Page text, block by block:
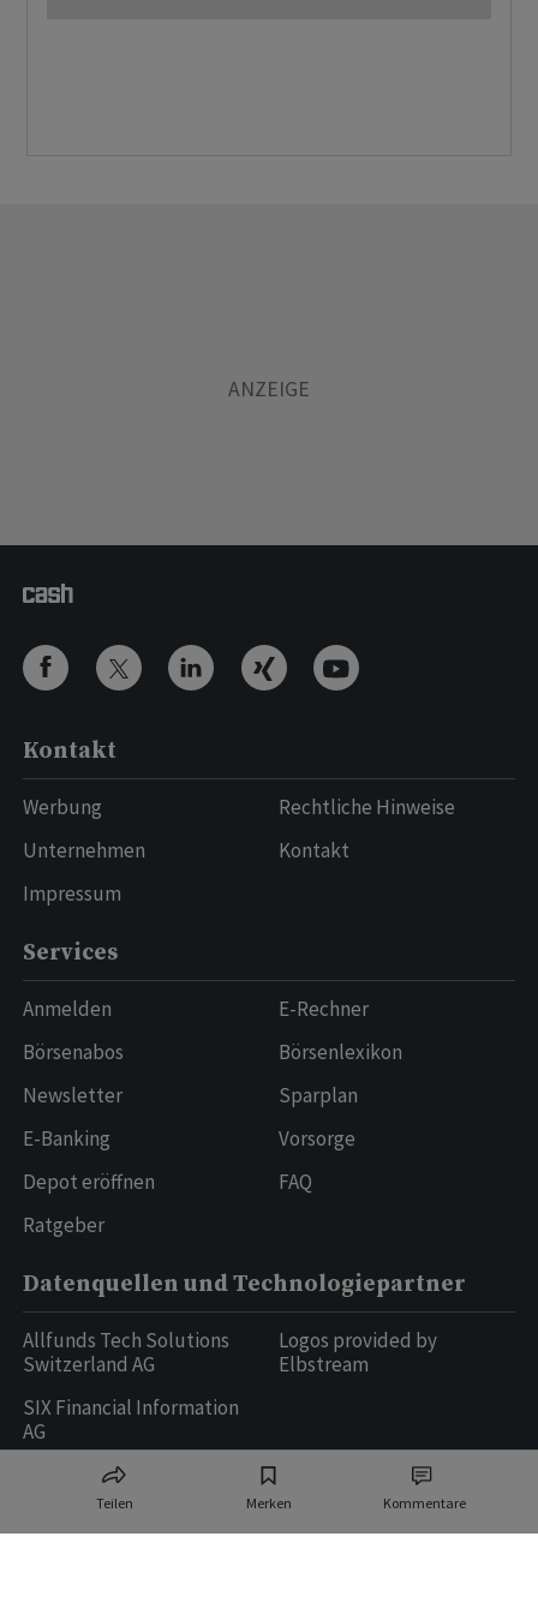
Teilen Merken Kommentare
Kontakt
Werbung
Unternehmen
Impressum
Rechtliche Hinweise
Kontakt
Services
Anmelden
Börsenabos
Newsletter
E-Banking
Depot eröffnen
Ratgeber
E-Rechner
Börsenlexikon
Sparplan
Vorsorge
FAQ
Datenquellen und Technologiepartner
Allfunds Tech Solutions
Switzerland AG
SIX Financial Information
AG
Logos provided by
Elbstream